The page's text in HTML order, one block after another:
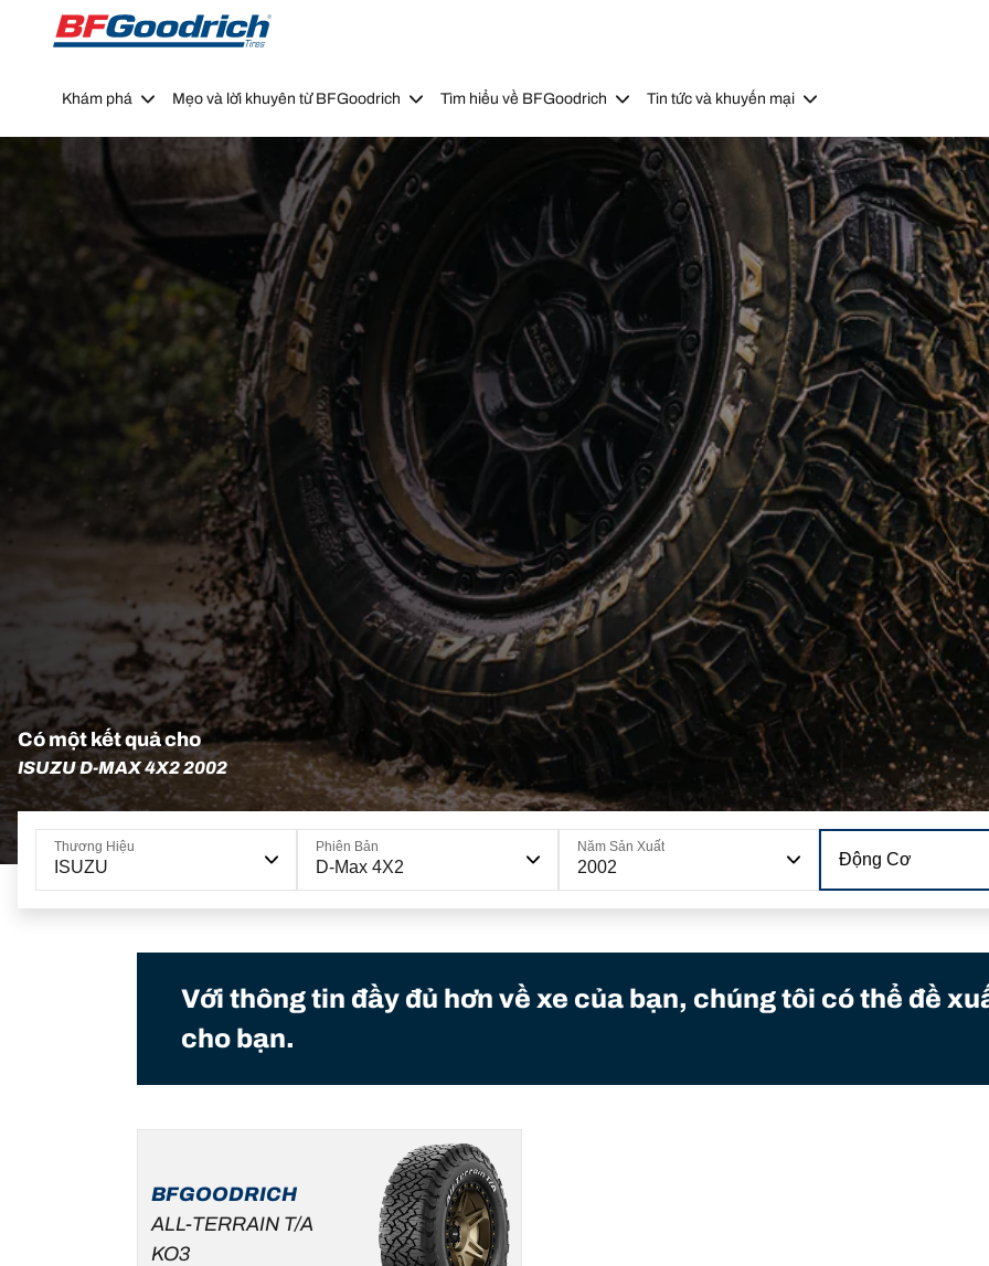
Go to page content
Go to page navigation
Khám phá Mẹo và lời khuyên từ BFGoodrich Tìm hiểu về BFGoodrich Tin tức và khuyến mại
Có một kết quả cho
ISUZU D-MAX 4X2 2002
Thương Hiệu
ISUZU
Phiên Bản
D-Max 4X2
Năm Sản Xuất
2002 Động Cơ
Với thông tin đầy đủ hơn về xe của bạn, chúng tôi có thể đề
cho bạn.
BFGOODRICH
ALL-TERRAIN T/A
KO3